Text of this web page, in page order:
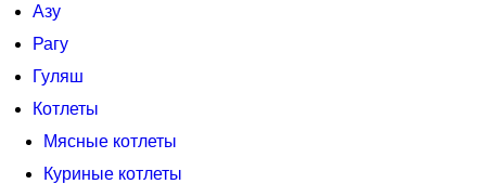
Азу
Рагу
Гуляш
Котлеты
Мясные котлеты
Куриные котлеты